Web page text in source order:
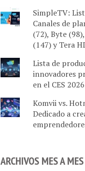
SimpleTV:
Canales de
(72), Byte
(147) y Tera
Lista de
innovadores
en el CES 2026
Komvii vs.
Dedicado a
ARCHIVOS MES A MES